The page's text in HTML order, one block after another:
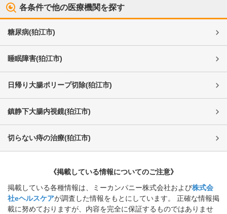
各条件で他の医療機関を探す
糖尿病(狛江市)
睡眠障害(狛江市)
日帰り大腸ポリープ切除(狛江市)
鎮静下大腸内視鏡(狛江市)
切らない痔の治療(狛江市)
《掲載している情報についてのご注意》
掲載している各種情報は、ミーカンパニー株式会社および株式会
社eヘルスケアが調査した情報をもとにしています。 正確な情報掲
載に努めておりますが、内容を完全に保証するものではありませ